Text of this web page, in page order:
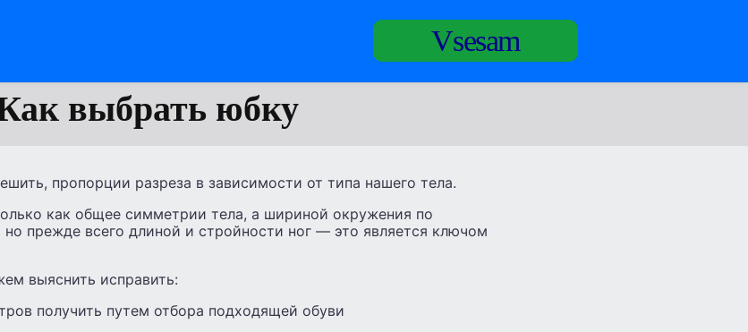
Vsesam
выбрать юбку
пропорции разреза в зависимости от типа нашего тела.
как общее симметрии тела, а шириной окружения по
прежде всего длиной и стройности ног — это является ключом
выяснить исправить:
получить путем отбора подходящей обуви